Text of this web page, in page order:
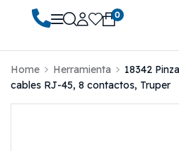
0
Home Herramienta
18342
cables RJ-45, 8 contactos, Truper